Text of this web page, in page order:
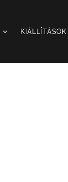
KIÁLLÍTÁSOK